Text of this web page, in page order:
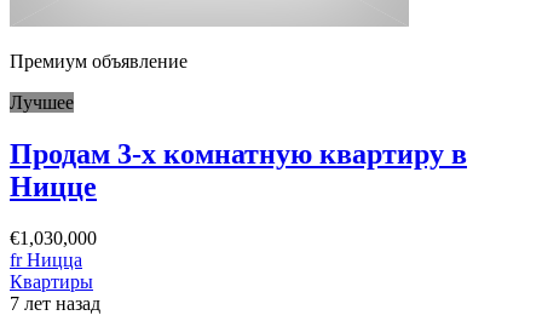
Премиум объявление
Лучшее
Продам 3-х комнатную квартиру в
Ницце
€1,030,000
fr Ницца
Квартиры
7 лет назад